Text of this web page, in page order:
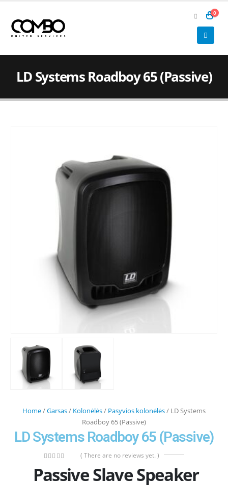
0
LD Systems Roadboy 65 (Passive)
Home/Garsas/ Kolonėlės/ Pasyvios kolonėlės/ LD Systems
Roadboy 65 (Passive)
LD Systems Roadboy 65 (Passive)
( There are no reviews yet. )
Passive Slave Speaker